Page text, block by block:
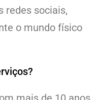
redes sociais,
o mundo físico